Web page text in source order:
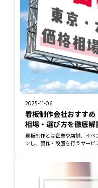
2025-11-06
看板制作会社おすす
相場・選び方を徹底解
看板制作とは企業や店舗、イ
ンし、製作・設置を行うサー